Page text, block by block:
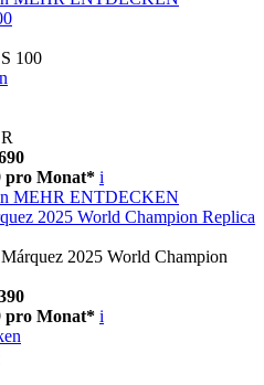
100
pro Monat* i
MEHR ENTDECKEN
2025 World Champion Replica
2025 World Champion
pro Monat* i